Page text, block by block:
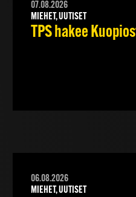
07.08.2026
MIEHET, UUTISET
TPS hakee
06.08.2026
MIEHET, UUTISET